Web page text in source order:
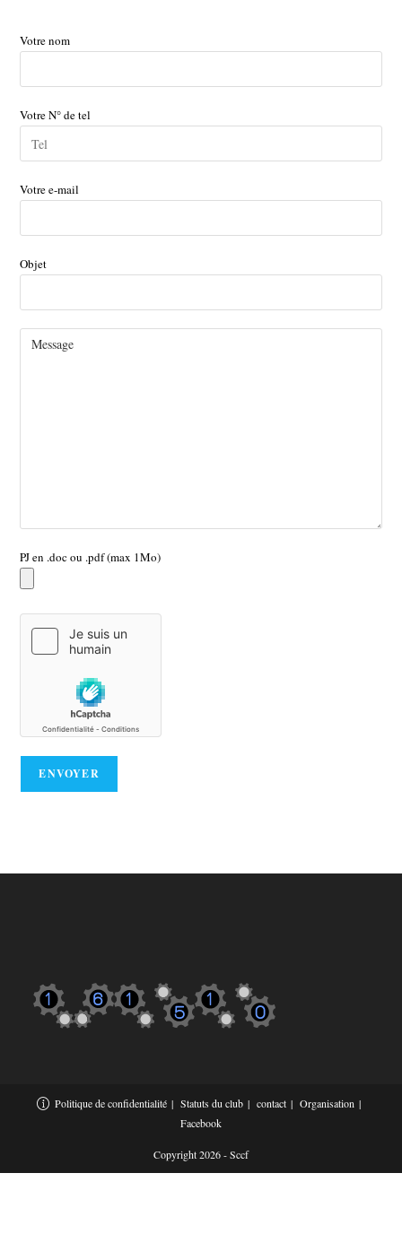
Votre nom
Votre N° de tel
Votre e-mail
Objet
PJ en .doc ou .pdf (max 1Mo)
Politique de confidentialité Statuts du club contact
Organisation
Facebook
Copyright 2026 - Sccf